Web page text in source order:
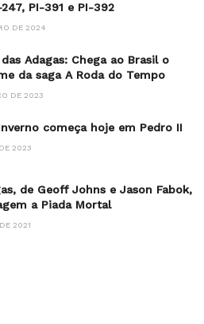
PI-391 e PI-392
DE 2024
Adagas: Chega ao Brasil o
da saga A Roda do Tempo
DE 2023
começa hoje em Pedro II
2023
de Geoff Johns e Jason Fabok,
a Piada Mortal
2021